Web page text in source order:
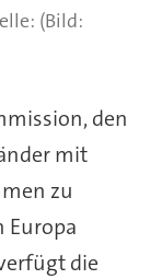
(Bild:
den
mit
zu
Europa
die